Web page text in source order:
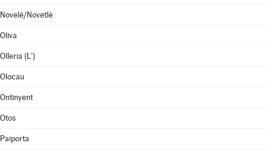
Novelé/Novetlè
Oliva
Olleria (L')
Olocau
Ontinyent
Otos
Paiporta